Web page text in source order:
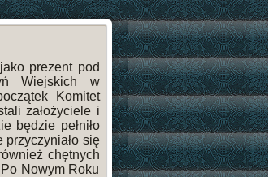
prezent pod
Wiejskich w
Komitet
założyciele i
będzie pełniło
się
chętnych
Nowym Roku